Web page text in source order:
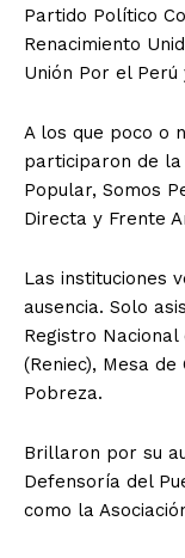
Partido Político
Renacimiento
Unión Por el Perú
A los que poco o
participaron de la
Popular, Somos
Directa y Frente
Las instituciones
ausencia. Solo
Registro
(Reniec), Mesa
Pobreza.
Brillaron por su
Defensoría del
como la